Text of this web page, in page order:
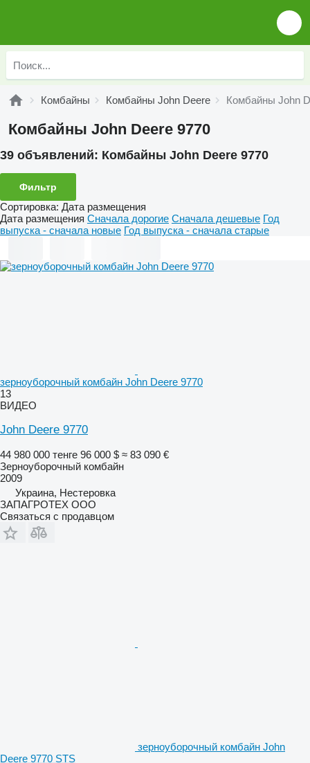
Комбайны Комбайны John Deere Комбайны John
Комбайны John Deere 9770
39 объявлений: Комбайны John Deere 9770
Фильтр
Сортировка: Дата размещения
Дата размещения Сначала дорогие Сначала дешевые Год
выпуска - сначала новые Год выпуска - сначала старые
зерноуборочный комбайн John Deere 9770
13
ВИДЕО
John Deere 9770
44 980 000 тенге 96 000 $ ≈ 83 090 €
Зерноуборочный комбайн
2009
Украина, Нестеровка
ЗАПАГРОТЕХ ООО
Связаться с продавцом
зерноуборочный комбайн John
Deere 9770 STS